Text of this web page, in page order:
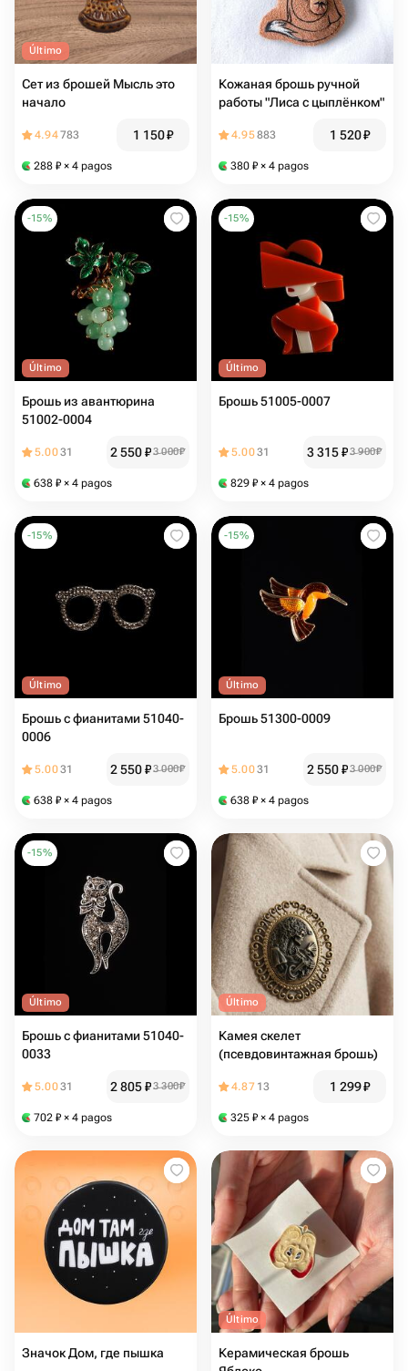
Último
Сет из брошей Мысль это
начало
4.94783 1 150₽
288 ₽ × 4 pagos
Кожаная брошь ручной
работы "Лиса с цыплёнком"
4.95883 1 520₽
380 ₽ × 4 pagos
-15%
Último
Брошь из авантюрина
51002-0004
5.0031 2 550₽3 000₽
638 ₽ × 4 pagos
-15%
Último
Брошь 51005-0007
5.0031 3 315₽3 900₽
829 ₽ × 4 pagos
-15%
Último
Брошь с фианитами 51040-
0006
5.0031 2 550₽3 000₽
638 ₽ × 4 pagos
-15%
Último
Брошь 51300-0009
5.0031 2 550₽3 000₽
638 ₽ × 4 pagos
-15%
Último
Брошь с фианитами 51040-
0033
5.0031 2 805₽3 300₽
702 ₽ × 4 pagos
Último
Камея скелет
(псевдовинтажная брошь)
4.87 13 1 299₽
325 ₽ × 4 pagos
Значок Дом, где пышка
Último
Керамическая брошь